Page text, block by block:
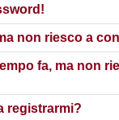
non riesco a
fa, ma non
registrarmi?